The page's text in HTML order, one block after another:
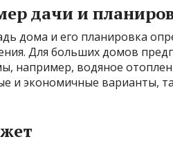
дачи и
дома и его планировка
Для больших домов
например, водяное
и экономичные варианты,